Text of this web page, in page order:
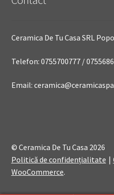
Ceramica De Tu Casa SRL
Telefon: 0755700777 /
Email:
© Ceramica De Tu Casa 2026
Politică de confidențialitate
WooCommerce.